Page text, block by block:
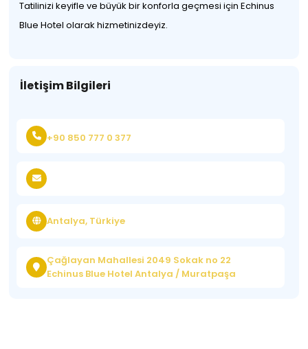
Tatilinizi keyifle ve büyük bir konforla geçmesi için Echinus
Blue Hotel olarak hizmetinizdeyiz.
İletişim Bilgileri
+90 850 777 0 377
Antalya, Türkiye
Çağlayan Mahallesi 2049 Sokak no 22
Echinus Blue Hotel Antalya / Muratpaşa